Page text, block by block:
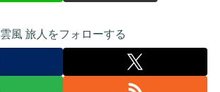
雲風 旅人をフォローする